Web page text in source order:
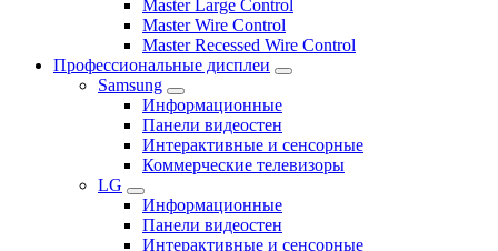
Master Large Control
Master Wire Control
Master Recessed Wire Control
Профессиональные дисплеи
Samsung
Информационные
Панели видеостен
Интерактивные и сенсорные
Коммерческие телевизоры
LG
Информационные
Панели видеостен
Интерактивные и сенсорные